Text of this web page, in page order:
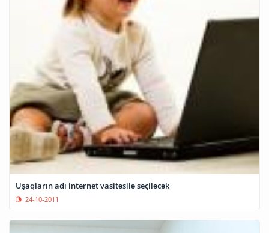
Uşaqların adı internet vasitəsilə seçiləcək
24-10-2011